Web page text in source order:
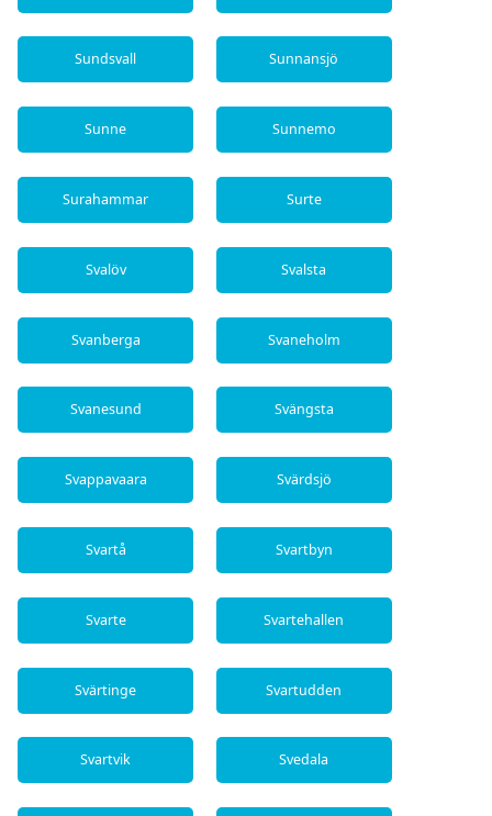
Sundsvall Sunnansjö
Sunne Sunnemo
Surahammar Surte
Svalöv Svalsta
Svanberga Svaneholm
Svanesund Svängsta
Svappavaara Svärdsjö
Svartå Svartbyn
Svarte Svartehallen
Svärtinge Svartudden
Svartvik Svedala